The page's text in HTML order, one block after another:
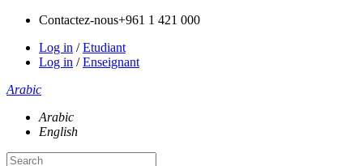
Contactez-nous+961 1 421 000
Log in /Etudiant
Log in /Enseignant
Arabic
Arabic
English